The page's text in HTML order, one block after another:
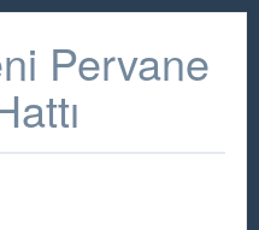
Pervane